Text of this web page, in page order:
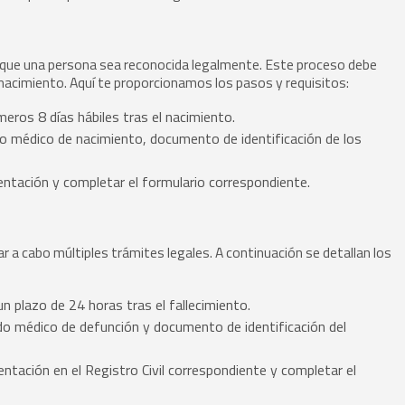
una persona sea reconocida legalmente. Este proceso debe
Aquí te proporcionamos los pasos y requisitos:
8 días hábiles tras el nacimiento.
médico de nacimiento, documento de identificación de los
y completar el formulario correspondiente.
a cabo múltiples trámites legales. A continuación se detallan los
plazo de 24 horas tras el fallecimiento.
médico de defunción y documento de identificación del
en el Registro Civil correspondiente y completar el